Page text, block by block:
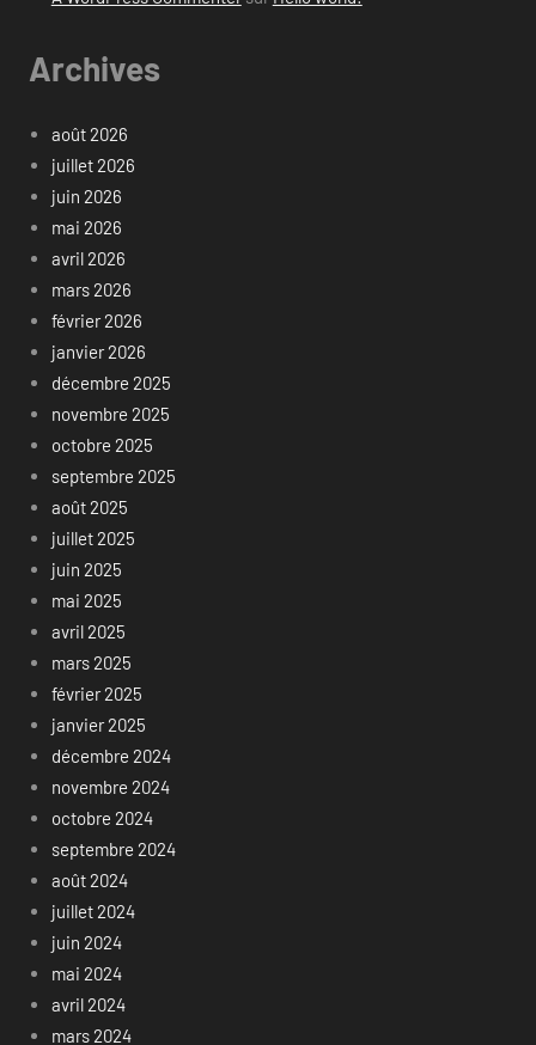
Archives
août 2026
juillet 2026
juin 2026
mai 2026
avril 2026
mars 2026
février 2026
janvier 2026
décembre 2025
novembre 2025
octobre 2025
septembre 2025
août 2025
juillet 2025
juin 2025
mai 2025
avril 2025
mars 2025
février 2025
janvier 2025
décembre 2024
novembre 2024
octobre 2024
septembre 2024
août 2024
juillet 2024
juin 2024
mai 2024
avril 2024
mars 2024